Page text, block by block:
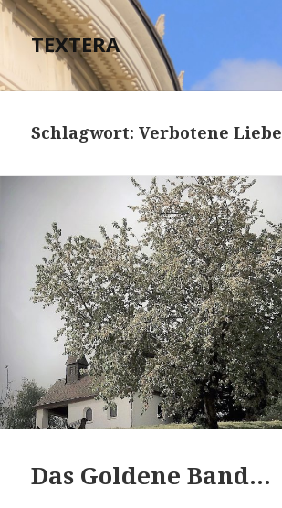
TEXTERA
Schlagwort:Verbotene Liebe
Das Goldene Band…